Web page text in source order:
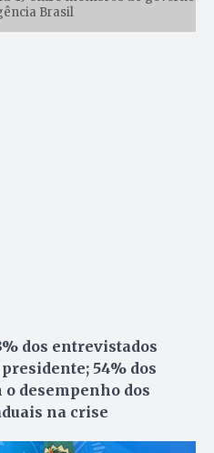
Brasil
dos entrevistados
54% dos
desempenho dos
na crise